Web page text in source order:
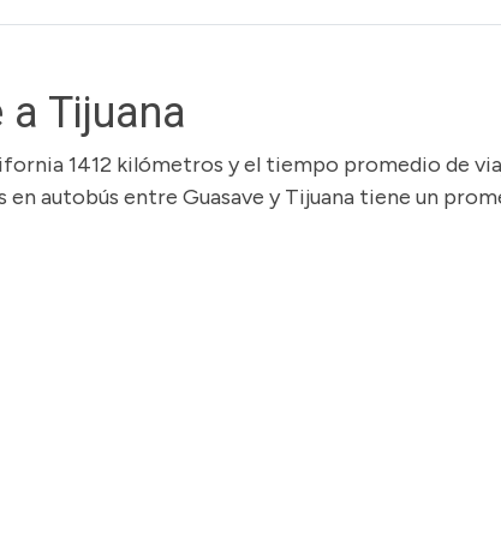
Tijuana
1412 kilómetros y el tiempo promedio de
en autobús entre Guasave y Tijuana tiene un